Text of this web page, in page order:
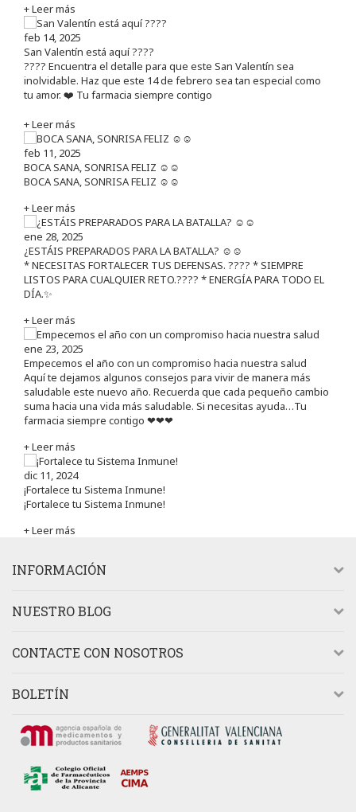
+ Leer más
feb 14, 2025
San Valentín está aquí ????
???? Encuentra el detalle para que este San Valentín sea
inolvidable. Haz que este 14 de febrero sea tan especial como
tu amor. ❤️ Tu farmacia siempre contigo
+ Leer más
feb 11, 2025
BOCA SANA, SONRISA FELIZ ☺️☺️
BOCA SANA, SONRISA FELIZ ☺️☺️
+ Leer más
ene 28, 2025
¿ESTÁIS PREPARADOS PARA LA BATALLA? ☺️☺️
* NECESITAS FORTALECER TUS DEFENSAS. ????️ * SIEMPRE
LISTOS PARA CUALQUIER RETO.???? * ENERGÍA PARA TODO EL
DÍA.✨
+ Leer más
ene 23, 2025
Empecemos el año con un compromiso hacia nuestra salud
Aquí te dejamos algunos consejos para vivir de manera más
saludable este nuevo año. Recuerda que cada pequeño cambio
suma hacia una vida más saludable. Si necesitas ayuda…Tu
farmacia siempre contigo ❤❤❤
+ Leer más
dic 11, 2024
¡Fortalece tu Sistema Inmune!
¡Fortalece tu Sistema Inmune!
+ Leer más
INFORMACIÓN
NUESTRO BLOG
CONTACTE CON NOSOTROS
BOLETÍN